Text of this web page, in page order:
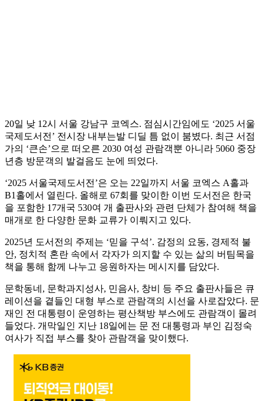
20일 낮 12시 서울 강남구 코엑스. 점심시간임에도 ‘2025 서울
국제도서전’ 전시장 내부는발 디딜 틈 없이 붐볐다. 최근 서점
가의 ‘큰손’으로 떠오른 2030 여성 관람객뿐 아니라 5060 중장
년층 방문객의 발걸음도 눈에 띄었다.
‘2025 서울국제도서전’은 오는 22일까지 서울 코엑스 A홀과
B1홀에서 열린다. 올해로 67회를 맞이한 이번 도서전은 한국
을 포함한 17개국 530여 개 출판사와 관련 단체가 참여해 책을
매개로 한 다양한 문화 교류가 이뤄지고 있다.
2025년 도서전의 주제는 ‘믿을 구석’. 감정의 요동, 경제적 불
안, 정치적 혼란 속에서 각자가 의지할 수 있는 삶의 버팀목을
책을 통해 함께 나누고 응원하자는 메시지를 담았다.
문학동네, 문학과지성사, 민음사, 창비 등 주요 출판사들은 큐
레이션을 곁들인 대형 부스로 관람객의 시선을 사로잡았다. 문
재인 전 대통령이 운영하는 평산책방 부스에도 관람객이 몰려
들었다. 개막일인 지난 18일에는 문 전 대통령과 부인 김정숙
여사가 직접 부스를 찾아 관람객을 맞이했다.